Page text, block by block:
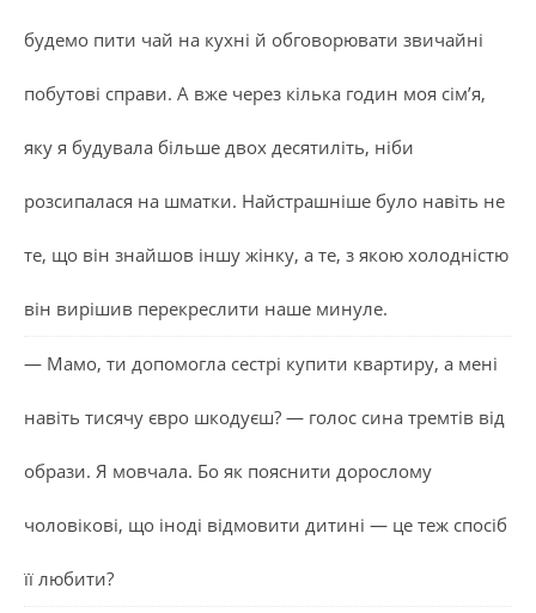
будемо пити чай на кухні й обговорювати звичайні
побутові справи. А вже через кілька годин моя сім’я,
яку я будувала більше двох десятиліть, ніби
розсипалася на шматки. Найстрашніше було навіть не
те, що він знайшов іншу жінку, а те, з якою холодністю
він вирішив перекреслити наше минуле.
— Мамо, ти допомогла сестрі купити квартиру, а мені
навіть тисячу євро шкодуєш? — голос сина тремтів від
образи. Я мовчала. Бо як пояснити дорослому
чоловікові, що іноді відмовити дитині — це теж спосіб
її любити?